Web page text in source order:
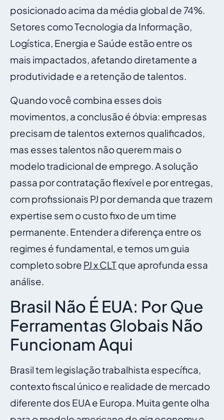
posicionado acima da média global de 74%.
Setores como Tecnologia da Informação,
Logística, Energia e Saúde estão entre os
mais impactados, afetando diretamente a
produtividade e a retenção de talentos.
Quando você combina esses dois
movimentos, a conclusão é óbvia: empresas
precisam de talentos externos qualificados,
mas esses talentos não querem mais o
modelo tradicional de emprego. A solução
passa por contratação flexível e por entregas,
com profissionais PJ por demanda que trazem
expertise sem o custo fixo de um time
permanente. Entender a diferença entre os
regimes é fundamental, e temos um guia
completo sobre PJ x CLTque aprofunda essa
análise.
Brasil Não É EUA: Por Que
Ferramentas Globais Não
Funcionam Aqui
Brasil tem legislação trabalhista específica,
contexto fiscal único e realidade de mercado
diferente dos EUA e Europa. Muita gente olha